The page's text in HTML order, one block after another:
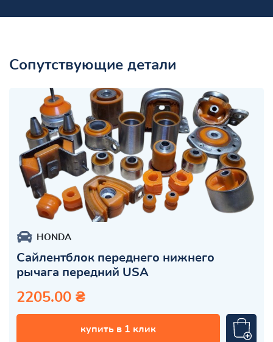
Сопутствующие детали
HONDA
Сайлентблок переднего нижнего
рычага передний USA
2205.00 ₴
купить в 1 клик